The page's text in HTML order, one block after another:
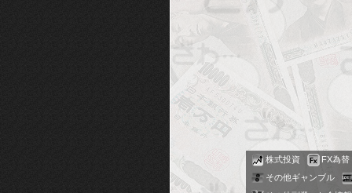
株式投資
FX為替
その他ギャンブル